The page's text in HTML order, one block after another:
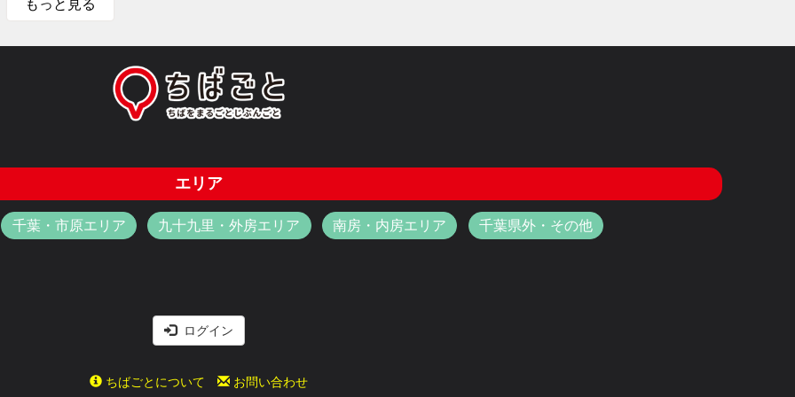
もっと見る
エリア
千葉・市原エリア 九十九里・外房エリア 南房・内房エリア 千葉県外・その他
ログイン
ちばごとについて お問い合わせ